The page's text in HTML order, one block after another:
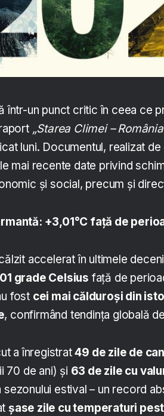
într-un punct critic în ceea ce
„Starea Climei –
luni. Documentul, realizat
mai recente date privind
și social, precum și
+3,01°C față de
accelerat în ultimele
grade Celsius față de
fost cei mai călduroși din
, confirmând tendința globală
a înregistrat49 de zile de
70 de ani) și 63 de zile cu
estival – un record
șase zile cu temperaturi